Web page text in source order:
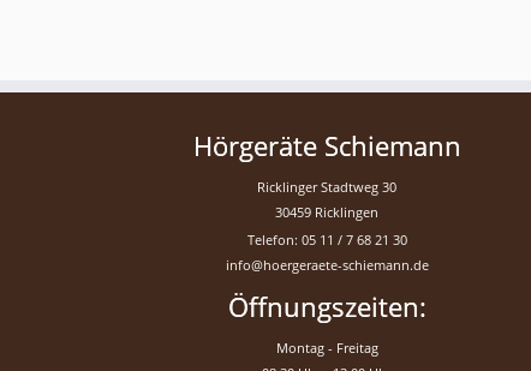
Hörgeräte Schiemann
Ricklinger Stadtweg 30
30459 Ricklingen
Telefon: 05 11 / 7 68 21 30
info@hoergeraete-schiemann.de
Öffnungszeiten:
Montag - Freitag